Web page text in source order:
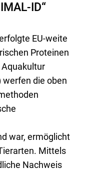
ID“
EU-weite
Proteinen
werfen die oben
war, ermöglicht
Mittels
Nachweis